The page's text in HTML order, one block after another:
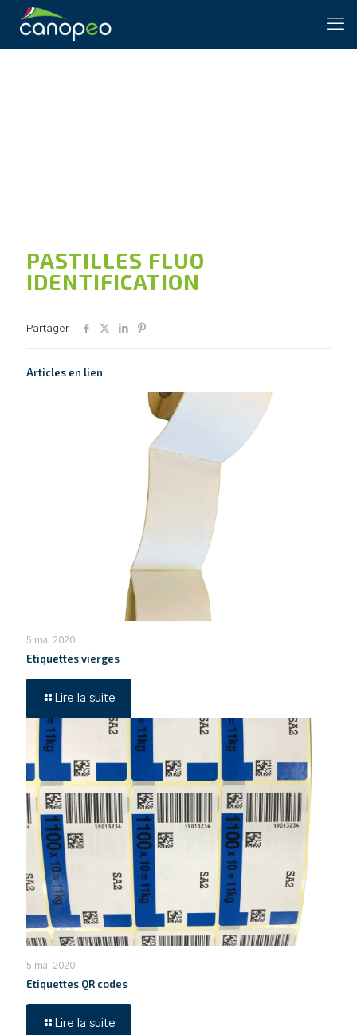
PASTILLES FLUO
IDENTIFICATION
Partager
Articles en lien
5 mai 2020
Etiquettes vierges
Lire la suite
5 mai 2020
Etiquettes QR codes
Lire la suite